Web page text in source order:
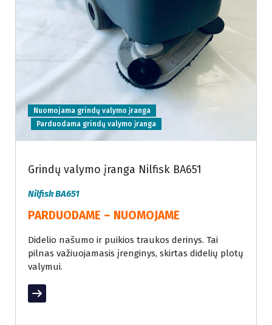
Nuomojama grindų valymo įranga
Parduodama grindų valymo įranga
Grindų valymo įranga Nilfisk BA651
Nilfisk BA651
PARDUODAME – NUOMOJAME
Didelio našumo ir puikios traukos derinys. Tai
pilnas važiuojamasis įrenginys, skirtas didelių plotų
valymui.
Read More